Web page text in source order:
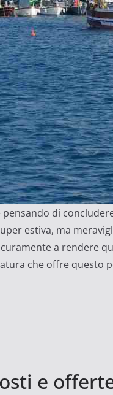
pensando di
estiva, ma
a rendere
che offre questo
e